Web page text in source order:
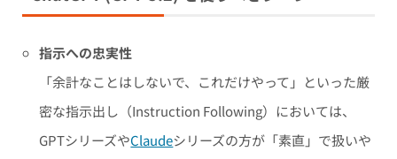
指示への忠実性
「余計なことはしないで、これだけやって」といった厳
密な指示出し（Instruction Following）においては、
GPTシリーズやClaudeシリーズの方が「素直」で扱いや